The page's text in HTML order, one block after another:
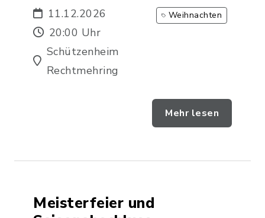
11.12.2026
20:00 Uhr
Schützenheim
Rechtmehring
Weihnachten
Mehr lesen
Meisterfeier und